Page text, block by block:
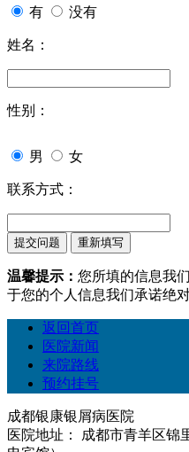
有 没有
姓名：
性别：
男 女
联系方式：
温馨提示： 您所填的信息我
于您的个人信息我们承诺绝
返回首页
医院新闻
来院路线
预约挂号
成都银康银屑病医院
医院地址： 成都市青羊区锦